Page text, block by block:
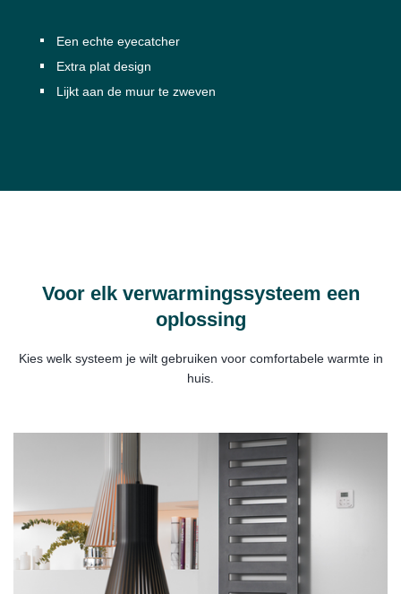
Een echte eyecatcher
Extra plat design
Lijkt aan de muur te zweven
Voor elk verwarmingssysteem een
oplossing
Kies welk systeem je wilt gebruiken voor comfortabele warmte in
huis.